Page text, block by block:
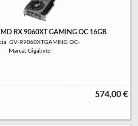
RX 9060XT GAMING OC 16GB
GV-R9060XTGAMING OC-
Marca: Gigabyte
574,00 €